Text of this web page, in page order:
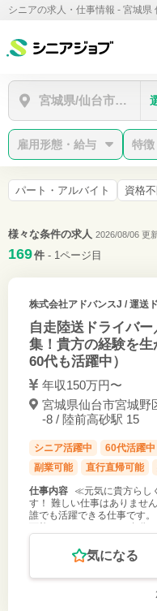
シニアの求人・仕事情報 - 宮城県
宮城県/仙台市宮城野
雇用形態・給与 特徴
パート・アルバイト 資格
様々な条件の求人 2026/08/06 更
169件 - 1ページ目
株式会社アドバンスJ / 運送
自走陸送ドライバ
集！貴方の経験を
60代も活躍中）
年収150万円〜
宮城県仙台市宮城野
-8 / 陸前高砂駅 15
シニア活躍中 60代活躍中
副業可能
直行直帰可能
仕事内容
≪元気に貴方らし
す！ 難しい仕事はありませ
誰でも活躍できる仕事です
気になる